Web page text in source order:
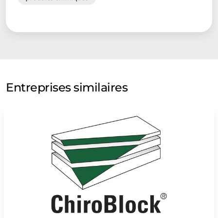
Entreprises similaires